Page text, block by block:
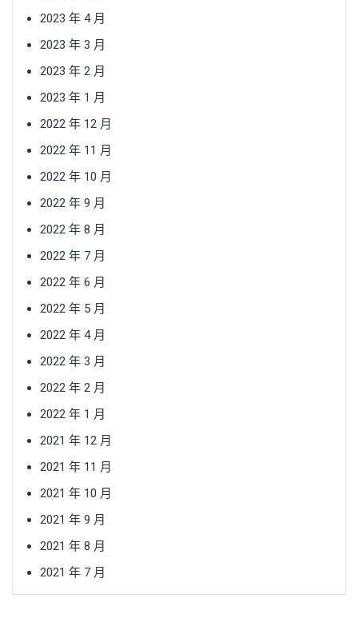
2023 年 4 月
2023 年 3 月
2023 年 2 月
2023 年 1 月
2022 年 12 月
2022 年 11 月
2022 年 10 月
2022 年 9 月
2022 年 8 月
2022 年 7 月
2022 年 6 月
2022 年 5 月
2022 年 4 月
2022 年 3 月
2022 年 2 月
2022 年 1 月
2021 年 12 月
2021 年 11 月
2021 年 10 月
2021 年 9 月
2021 年 8 月
2021 年 7 月